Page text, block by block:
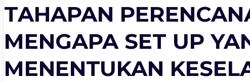
TAHAPAN
MENGAPA SET UP
MENENTUKAN